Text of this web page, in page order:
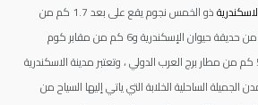
ذو الخمس نجوم يقع على بعد 1.7 كم من
شاطئ ستانلي، ويبعد 4.1 كم من حديقة حيوان الإسكندرية و6 كم من مقابر كوم
الشقافة كما يقع على بعد 51 كم من مطار برج العرب الدولي ، وتعتبر مدينة الاسكندرية
الساحلية الخلابة التي ياتي إليها السياح من